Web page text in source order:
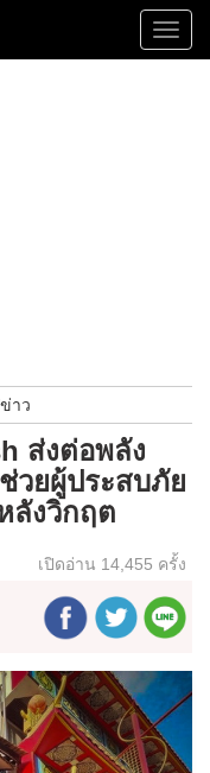
าว
ส่งต่อพลัง
วยผู้ประสบภัย
ลังวิกฤต
เปิดอ่าน 14,455 ครั้ง